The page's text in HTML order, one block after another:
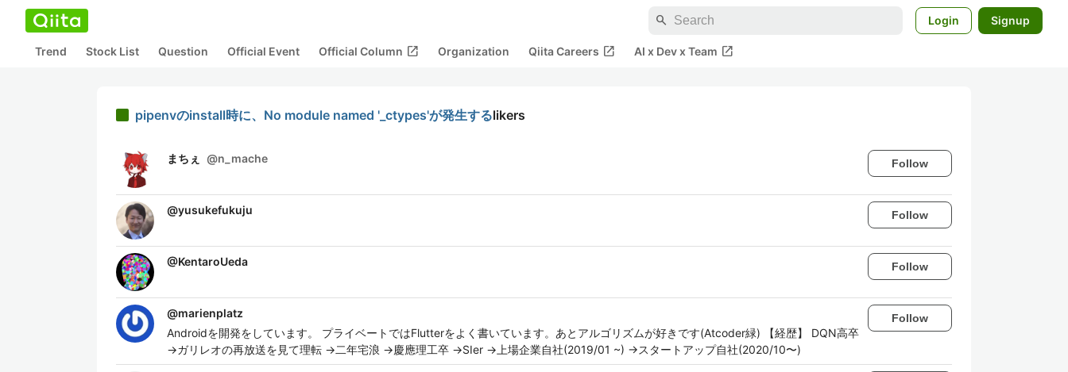
search Login Signup
Trend Stock List Question Official Event Official Column open_in_new Organization Qiita Careers open_in_new AI x Dev x Team open_in_new
pipenvのinstall時に、No module named '_ctypes'が発生するlikers
まちぇ @n_mache Follow
@yusukefukuju Follow
@KentaroUeda Follow
@marienplatz
Androidを開発をしています。 プライベートではFlutterをよく書いています。あとアルゴリズムが好きです(Atcoder緑) 【経歴】 DQN高卒
→ガリレオの再放送を見て理転 →二年宅浪 →慶應理工卒 →SIer →上場企業自社(2019/01 ~) →スタートアップ自社(2020/10〜)
Follow